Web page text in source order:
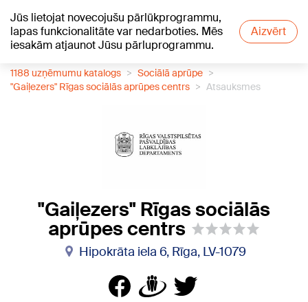
Jūs lietojat novecojušu pārlūkprogrammu,
lapas funkcionalitāte var nedarboties. Mēs
iesakām atjaunot Jūsu pārluprogrammu.
Aizvērt
+13°C
1188 uzņēmumu katalogs
Sociālā aprūpe
"Gaiļezers" Rīgas sociālās aprūpes centrs
Atsauksmes
"Gaiļezers" Rīgas sociālās
aprūpes centrs
Hipokrāta iela 6, Rīga, LV-1079